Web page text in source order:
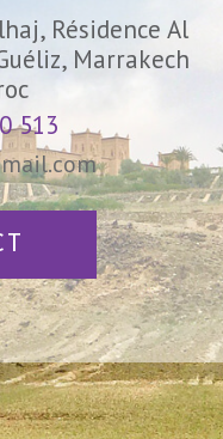
Résidence Al
Marrakech
513